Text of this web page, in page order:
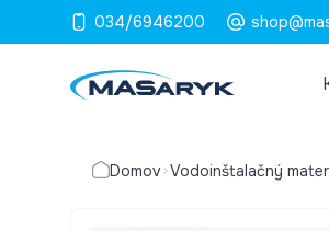
034/6946200
Domov Vodoinštalačný